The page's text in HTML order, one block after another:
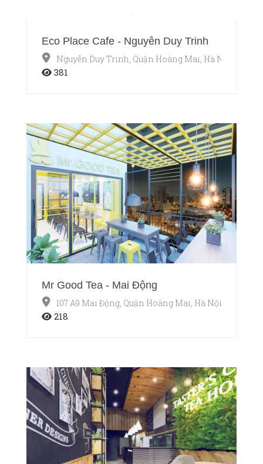
Eco Place Cafe - Nguyễn Duy Trinh
Nguyễn Duy Trinh, Quận Hoàng Mai, Hà Nội
381
Mr Good Tea - Mai Động
107 A9 Mai Động, Quận Hoàng Mai, Hà Nội
218